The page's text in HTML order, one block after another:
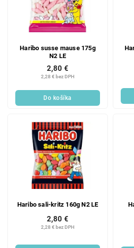
Haribo susse mause 175g
N2 LE
2,28 € bez DPH
2,80 €
Do košíka
Haribo sali-kritz 160g N2 LE
2,28 € bez DPH
2,80 €